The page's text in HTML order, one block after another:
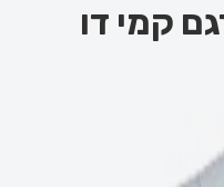
קמי דו